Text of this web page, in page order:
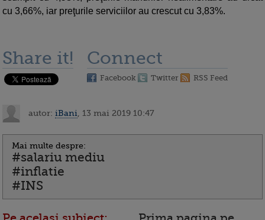
cu 3,66%, iar preţurile serviciilor au crescut cu 3,83%.
Share it! Connect
Facebook Twitter RSS Feed
autor: iBani , 13 mai 2019 10:47
Mai multe despre:
#salariu mediu
#inflatie
#INS